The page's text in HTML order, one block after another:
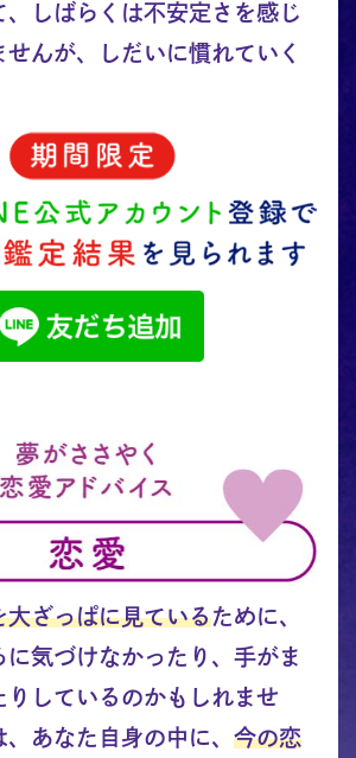
、しばらくは不安定さを感じ
せんが、しだいに慣れていく
大ざっぱに見ているために、
に気づけなかったり、手がま
りしているのかもしれませ
あなた自身の中に、 今の恋